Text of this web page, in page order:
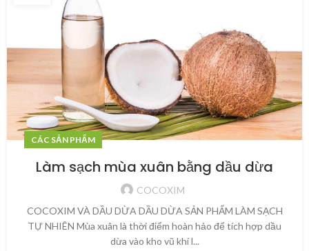
CÁC SẢN PHẨM
Làm sạch mùa xuân bằng dầu dừa
COCOXIM
COCOXIM VÀ DẦU DỪA DẦU DỪA SẢN PHẨM LÀM SẠCH
TỰ NHIÊN Mùa xuân là thời điểm hoàn hảo để tích hợp dầu
dừa vào kho vũ khí l...